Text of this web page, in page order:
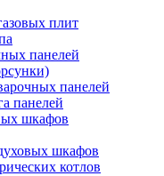
плит
панелей
панелей
панелей
шкафов
шкафов
котлов